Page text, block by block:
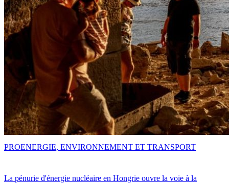
La pénurie d'énergie nucléaire en Hongrie ouvre la voie à la
PROENERGIE, ENVIRONNEMENT ET TRANSPORT